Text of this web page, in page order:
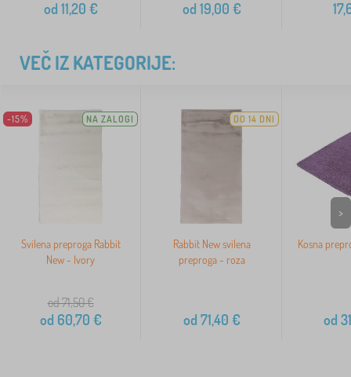
od 11,20 € od 19,00 €
VEČ IZ KATEGORIJE:
-15% NA ZALOGI
Svilena preproga Rabbit
New - Ivory
od 71,50€
od 60,70 €
DO 14 DNI
Rabbit New svilena
preproga - roza
od 71,40 €
Kosna
od
>